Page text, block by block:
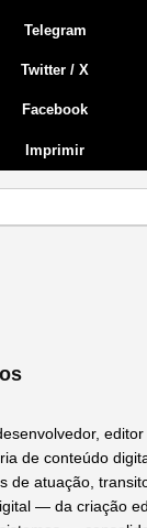
Telegram
Twitter / X
Facebook
Imprimir
editor
de conteúdo
de atuação,
— da criação